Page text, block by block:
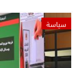
سياسة